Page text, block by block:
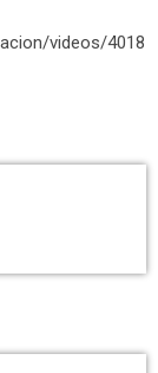
videos/4018